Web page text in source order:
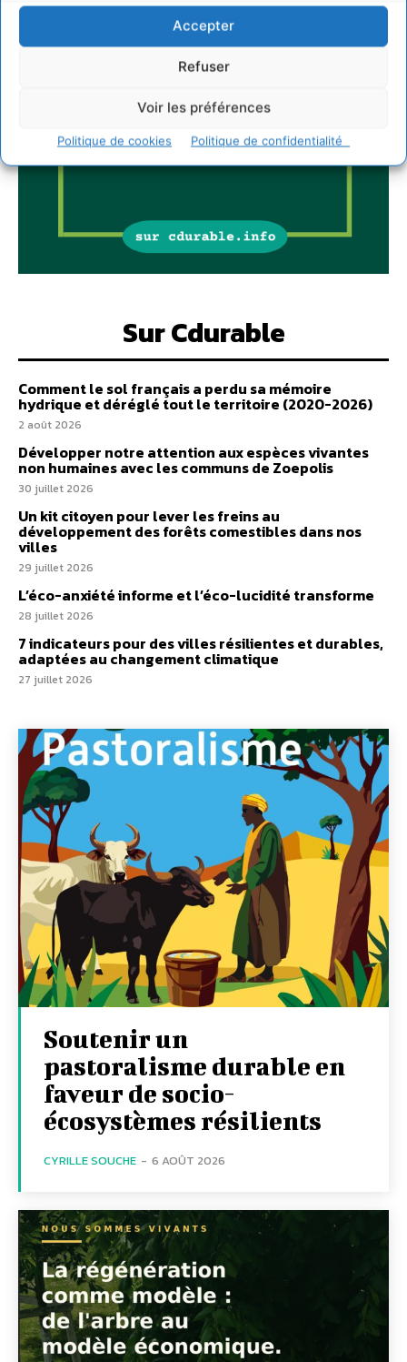
Accepter
Refuser
Voir les préférences
Politique de cookies Politique de confidentialité
Sur Cdurable
Comment le sol français a perdu sa mémoire
hydrique et déréglé tout le territoire (2020-2026)
2 août 2026
Développer notre attention aux espèces vivantes
non humaines avec les communs de Zoepolis
30 juillet 2026
Un kit citoyen pour lever les freins au
développement des forêts comestibles dans nos
villes
29 juillet 2026
L’éco-anxiété informe et l’éco-lucidité transforme
28 juillet 2026
7 indicateurs pour des villes résilientes et durables,
adaptées au changement climatique
27 juillet 2026
Soutenir un
pastoralisme durable en
faveur de socio-
écosystèmes résilients
CYRILLE SOUCHE - 6 AOÛT 2026